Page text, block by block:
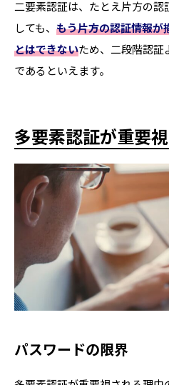
二要素認証は、たとえ片方の認
しても、 もう片方の認証情報が
とはできないため、二段階認証
であるといえます。
多要素認証が重要
パスワードの限界